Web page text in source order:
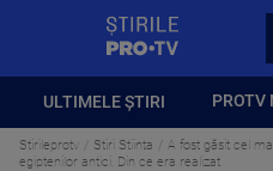
ULTIMELE ȘTIRI PROTV
Stirileprotv Stiri Stiinta
A fost găsit cel
egiptenilor antici. Din ce era realizat